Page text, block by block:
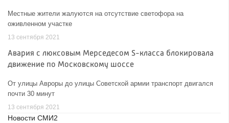
Местные жители жалуются на отсутствие светофора на
оживленном участке
13 сентября 2021
Авария с люксовым Мерседесом S-класса блокировала
движение по Московскому шоссе
От улицы Авроры до улицы Советской армии транспорт двигался
почти 30 минут
13 сентября 2021
Новости СМИ2